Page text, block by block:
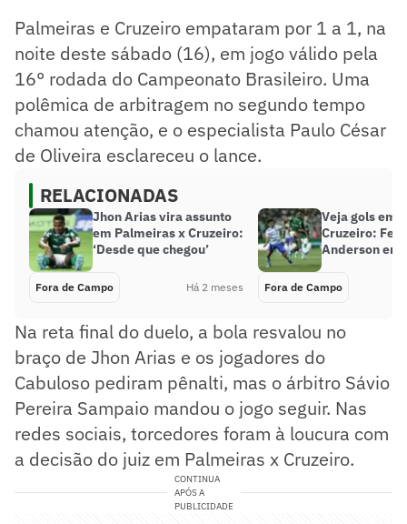
Palmeiras e Cruzeiro empataram por 1 a 1, na
noite deste sábado (16), em jogo válido pela
16° rodada do Campeonato Brasileiro. Uma
polêmica de arbitragem no segundo tempo
chamou atenção, e o especialista Paulo César
de Oliveira esclareceu o lance.
RELACIONADAS
Jhon Arias vira assunto
em Palmeiras x Cruzeiro:
‘Desde que chegou’
Fora de Campo Há 2 meses
Veja gols em
Cruzeiro:
Anderson
Fora de Campo
Na reta final do duelo, a bola resvalou no
braço de Jhon Arias e os jogadores do
Cabuloso pediram pênalti, mas o árbitro Sávio
Pereira Sampaio mandou o jogo seguir. Nas
redes sociais, torcedores foram à loucura com
a decisão do juiz em Palmeiras x Cruzeiro.
CONTINUA
APÓS A
PUBLICIDADE